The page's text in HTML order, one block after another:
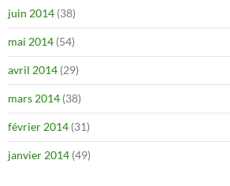
juin 2014 (38)
mai 2014 (54)
avril 2014 (29)
mars 2014 (38)
février 2014 (31)
janvier 2014 (49)